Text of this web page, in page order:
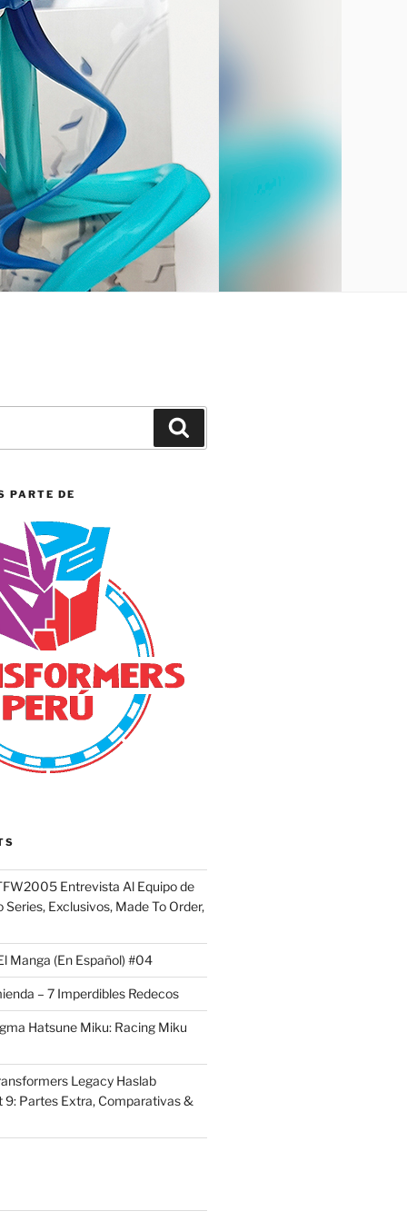
PARTE DE
Entrevista Al Equipo de
Series, Exclusivos, Made To Order,
Manga (En Español) #04
– 7 Imperdibles Redecos
Hatsune Miku: Racing Miku
Legacy Haslab
9: Partes Extra, Comparativas &